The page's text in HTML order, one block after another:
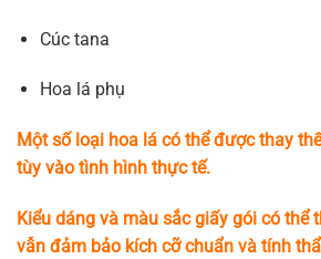
Cúc tana
Hoa lá phụ
Một số loại hoa lá có thể được thay
tùy vào tình hình thực tế.
Kiểu dáng và màu sắc giấy gói có thể
vẫn đảm bảo kích cỡ chuẩn và tính